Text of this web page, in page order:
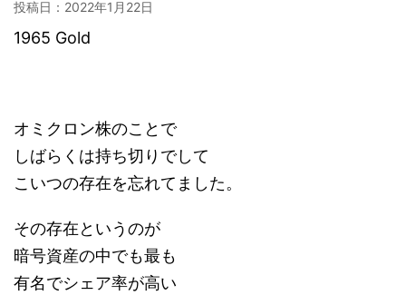
投稿日： 2022年1月22日
1965 Gold
オミクロン株のことで
しばらくは持ち切りでして
こいつの存在を忘れてました。
その存在というのが
暗号資産の中でも最も
有名でシェア率が高い